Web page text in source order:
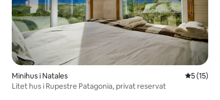
Minihus i Natales 5 av 5 i
5 (15)
Litet hus i Rupestre Patagonia, privat reservat